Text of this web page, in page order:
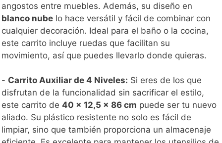
angostos entre muebles. Además, su diseño en
blanco nube lo hace versátil y fácil de combinar con
cualquier decoración. Ideal para el baño o la cocina,
este carrito incluye ruedas que facilitan su
movimiento, así que puedes llevarlo donde quieras.
- Carrito Auxiliar de 4 Niveles: Si eres de los que
disfrutan de la funcionalidad sin sacrificar el estilo,
este carrito de 40 x 12,5 x 86 cm puede ser tu nuevo
aliado. Su plástico resistente no solo es fácil de
limpiar, sino que también proporciona un almacenaje